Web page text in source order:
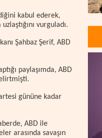
kabul ederek,
vurguladı.
Şahbaz Şerif, ABD
paylaşımda, ABD
gününe kadar
ABD ile
arasında savaşın